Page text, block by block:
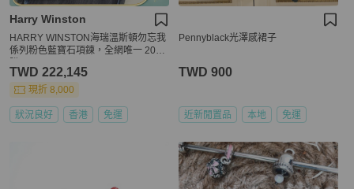
Harry Winston
HARRY WINSTON海瑞溫斯頓勿忘我
係列粉色藍寶石項鍊，全網唯一 2023
TWD 222,145
現折 8,000
狀況良好 香港 免運
Pennyblack光澤感裙子
TWD 900
近新閒置品 本地 免運